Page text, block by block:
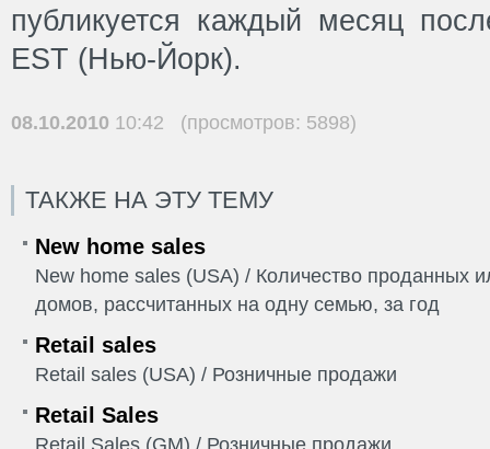
публикуется каждый месяц
EST (Нью-Йорк).
08.10.2010 10:42 (просмотров: 5898)
ТАКЖЕ НА ЭТУ ТЕМУ
New home sales
New home sales (USA) / Количество проданных
домов, рассчитанных на одну семью, за год
Retail sales
Retail sales (USA) / Розничные продажи
Retail Sales
Retail Sales (GM) / Розничные продажи